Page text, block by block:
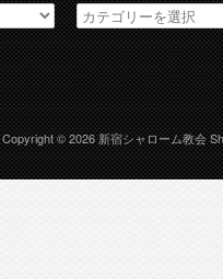
カ
テ
ゴ
リ
ー
Copyright © 2026新宿シャローム教会